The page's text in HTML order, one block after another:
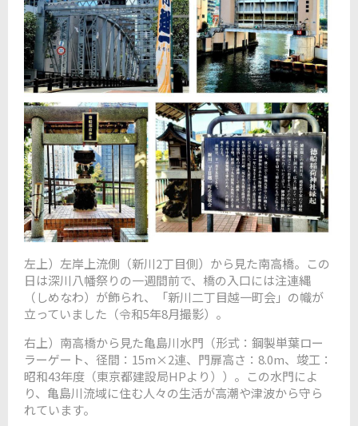
左上）左岸上流側（新川2丁目側）から見た南高橋。この
日は深川八幡祭りの一週間前で、橋の入口には注連縄
（しめなわ）が飾られ、「新川二丁目越一町会」の幟が
立っていました（令和5年8月撮影）。
右上）南高橋から見た亀島川水門（形式：鋼製単葉ロー
ラーゲート、径間：15m×2連、門扉高さ：8.0m、竣工：
昭和43年度（東京都建設局HPより））。この水門によ
り、亀島川流域に住む人々の生活が高潮や津波から守ら
れています。